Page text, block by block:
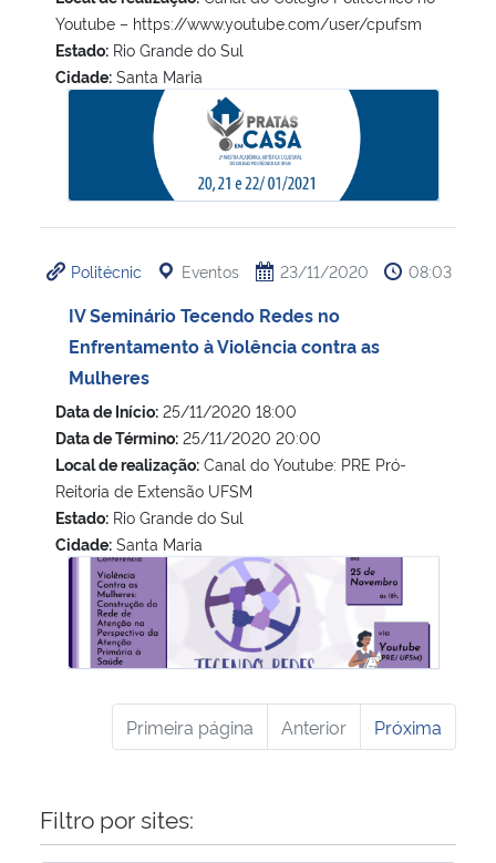
Youtube – https://www.youtube.com/user/cpufsm
Estado: Rio Grande do Sul
Cidade: Santa Maria
2ª Mostra Acadêmica, Artística e Cultural do Colégio
Politécnic Eventos 23/11/2020 08:03
IV Seminário Tecendo Redes no
Enfrentamento à Violência contra as
Mulheres
Data de Início: 25/11/2020 18:00
Data de Término: 25/11/2020 20:00
Local de realização: Canal do Youtube: PRE Pró-
Reitoria de Extensão UFSM
Estado: Rio Grande do Sul
Cidade: Santa Maria
IV Seminário Tecendo Redes no Enfrentamento à
Primeira página Anterior Próxima
Filtro por sites: